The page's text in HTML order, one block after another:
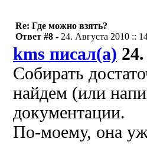
Re: Где можно взять?
Ответ #8 - 24. Августа 2010 ::
kms писал(а)
Собирать
найдем (или
документации.
По-моему, она